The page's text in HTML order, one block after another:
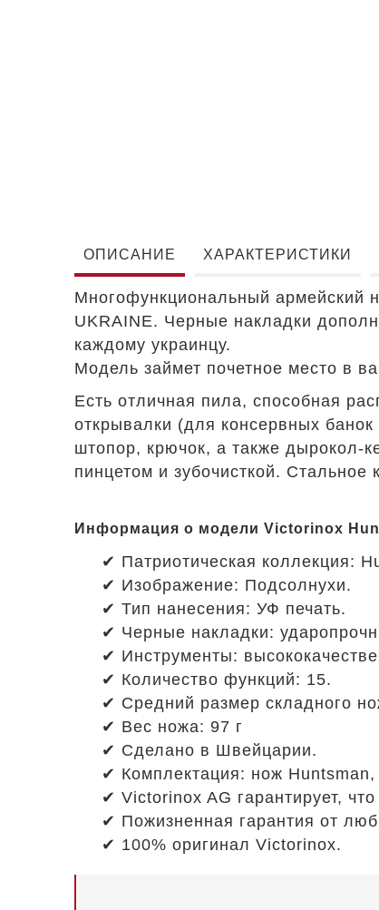
ОПИСАНИЕ ХАРАКТЕРИСТИКИ
Многофункциональный армейский
UKRAINE. Черные накладки
каждому украинцу.
Модель займет почетное место в
Есть отличная пила, способная
открывалки (для консервных
штопор, крючок, а также дырокол-
пинцетом и зубочисткой. Стальное
Информация о модели Victorinox
✔ Патриотическая коллекция:
✔ Изображение: Подсолнухи.
✔ Тип нанесения: УФ печать.
✔ Черные накладки:
✔ Инструменты:
✔ Количество функций: 15.
✔ Средний размер складного
✔ Вес ножа: 97 г
✔ Сделано в Швейцарии.
✔ Комплектация: нож Huntsman,
✔ Victorinox AG гарантирует,
✔ Пожизненная гарантия от
✔ 100% оригинал Victorinox.